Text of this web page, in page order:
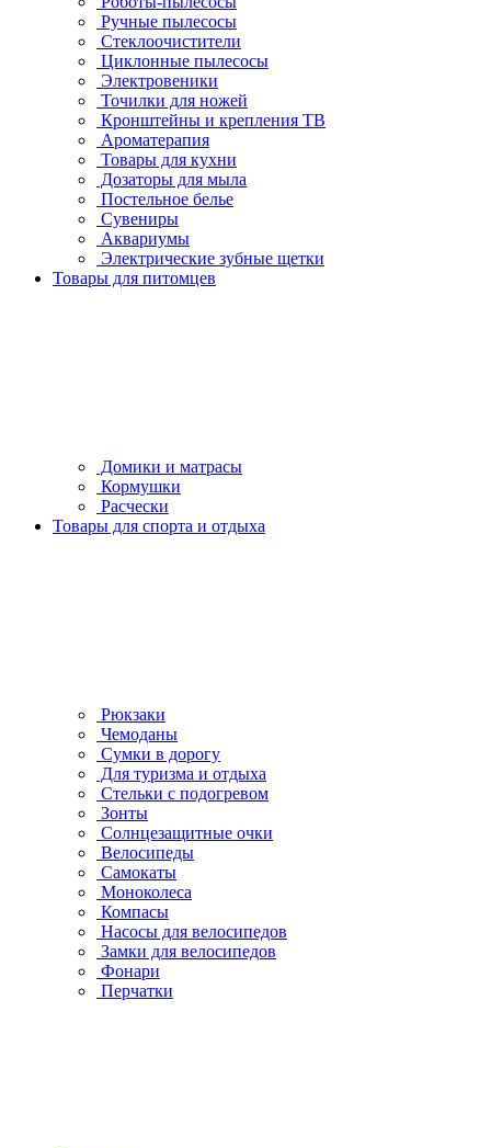
Ручные пылесосы
Стеклоочистители
Циклонные пылесосы
Электровеники
Точилки для ножей
Кронштейны и крепления ТВ
Ароматерапия
Товары для кухни
Дозаторы для мыла
Постельное белье
Сувениры
Аквариумы
Электрические зубные щетки
Товары для питомцев
Домики и матрасы
Кормушки
Расчески
Товары для спорта и отдыха
Рюкзаки
Чемоданы
Сумки в дорогу
Для туризма и отдыха
Стельки с подогревом
Зонты
Солнцезащитные очки
Велосипеды
Самокаты
Моноколеса
Компасы
Насосы для велосипедов
Замки для велосипедов
Фонари
Перчатки